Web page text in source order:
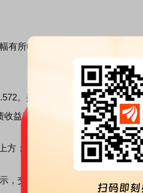
所收窄。截至记者发稿时，纳
。美债收益率回吐了早前部分涨
益率约为4.89%，此前一度触及
；现货黄金价格报约5080美元/
交易员预测，在鲍威尔的美联储